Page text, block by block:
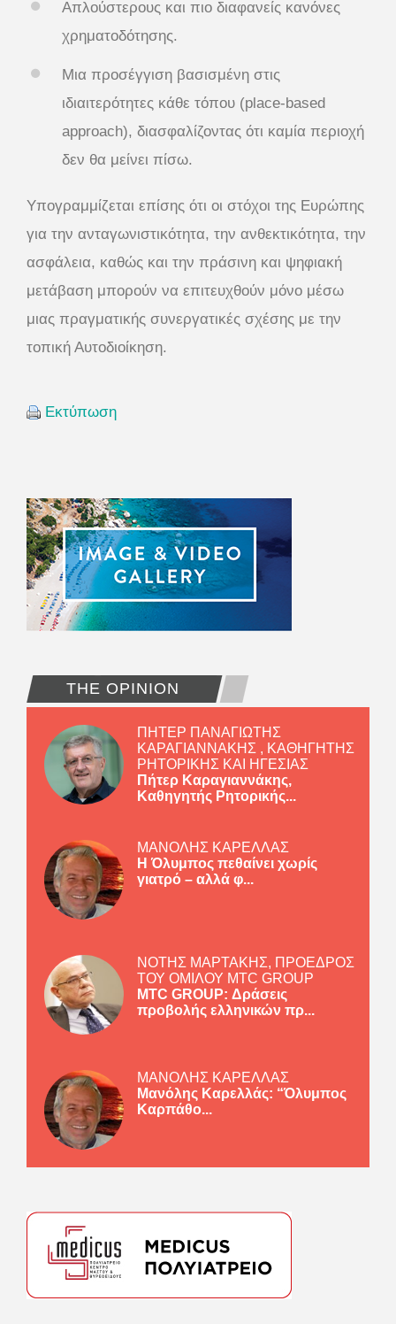
Απλούστερους και πιο διαφανείς κανόνες
χρηματοδότησης.
Μια προσέγγιση βασισμένη στις
ιδιαιτερότητες κάθε τόπου (place-based
approach), διασφαλίζοντας ότι καμία περιοχή
δεν θα μείνει πίσω.
Υπογραμμίζεται επίσης ότι οι στόχοι της Ευρώπης
για την ανταγωνιστικότητα, την ανθεκτικότητα, την
ασφάλεια, καθώς και την πράσινη και ψηφιακή
μετάβαση μπορούν να επιτευχθούν μόνο μέσω
μιας πραγματικής συνεργατικές σχέσης με την
τοπική Αυτοδιοίκηση.
Εκτύπωση
THE OPINION
ΠΗΤΕΡ ΠΑΝΑΓΙΩΤΗΣ
ΚΑΡΑΓΙΑΝΝΑΚΗΣ , ΚΑΘΗΓΗΤΗΣ
ΡΗΤΟΡΙΚΗΣ ΚΑΙ ΗΓΕΣΙΑΣ
Πήτερ Καραγιαννάκης,
Καθηγητής Ρητορικής...
ΜΑΝΟΛΗΣ ΚΑΡΕΛΛΑΣ
Η Όλυμπος πεθαίνει χωρίς
γιατρό – αλλά φ...
ΝΟΤΗΣ ΜΑΡΤΑΚΗΣ, ΠΡΟΕΔΡΟΣ
ΤΟΥ ΟΜΙΛΟΥ MTC GROUP
MTC GROUP: Δράσεις
προβολής ελληνικών πρ...
ΜΑΝΟΛΗΣ ΚΑΡΕΛΛΑΣ
Μανόλης Καρελλάς: “Όλυμπος
Καρπάθο...